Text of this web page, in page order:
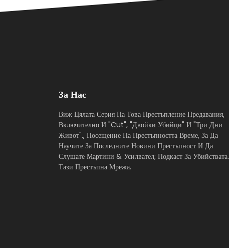
За Нас
Виж Цялата Серия На Това Престъпление Предавания,
Включително И "Cut", "Двойки Убийци" И "Три Дни
Живот"., Посещение На Престъпността Време, За Да
Научите За Последните Новини Престъпност И Да
Слушате Мартини & Усилвател; Подкаст За Убийствата.
Тази Престъпна Мрежа.